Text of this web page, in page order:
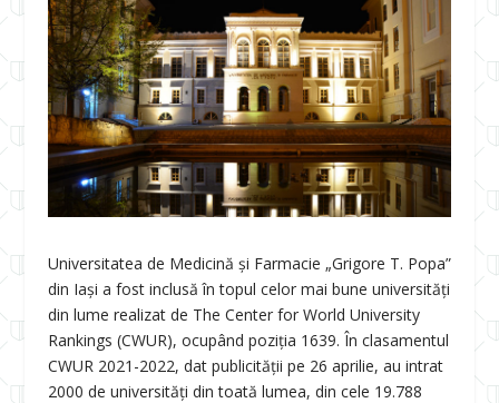
Universitatea de Medicină și Farmacie „Grigore T. Popa”
din Iași a fost inclusă în topul celor mai bune universități
din lume realizat de The Center for World University
Rankings (CWUR), ocupând poziția 1639. În clasamentul
CWUR 2021-2022, dat publicității pe 26 aprilie, au intrat
2000 de universități din toată lumea, din cele 19.788